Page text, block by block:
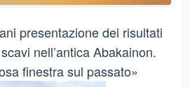
presentazione dei risultati
nell’antica Abakainon.
finestra sul passato»